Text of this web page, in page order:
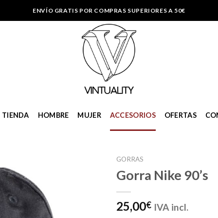
ENVÍO GRATIS POR COMPRAS SUPERIORES A 50€
TIENDA HOMBRE MUJER ACCESORIOS OFERTAS
GORRAS
Gorra Nike 90’s
25,00€ IVA incl.